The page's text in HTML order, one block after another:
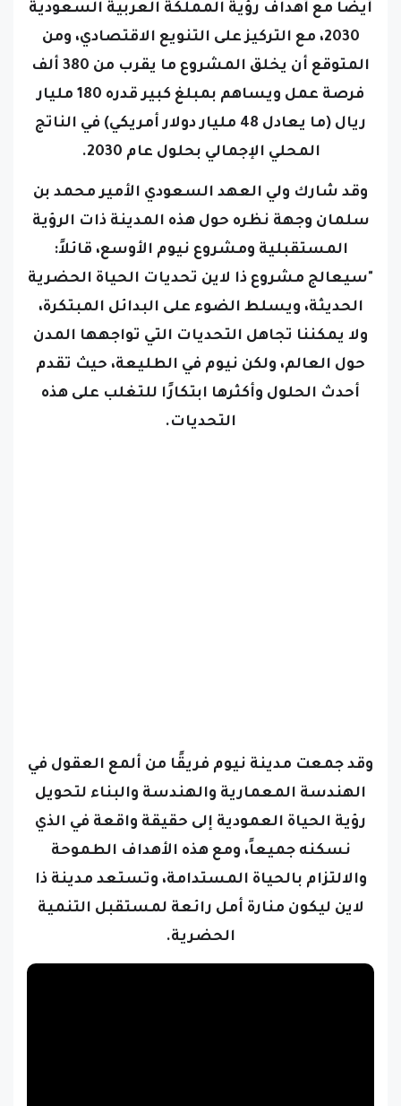
2030، مع التركيز على التنويع الاقتصادي، ومن
المتوقع أن يخلق المشروع ما يقرب من 380 ألف
فرصة عمل ويساهم بمبلغ كبير قدره 180 مليار
ريال (ما يعادل 48 مليار دولار أمريكي) في الناتج
المحلي الإجمالي بحلول عام 2030.
وقد شارك ولي العهد السعودي الأمير محمد بن
سلمان وجهة نظره حول هذه المدينة ذات الرؤية
المستقبلية ومشروع نيوم الأوسع، قائلاً:
"سيعالج مشروع ذا لاين تحديات الحياة الحضرية
الحديثة، ويسلط الضوء على البدائل المبتكرة،
ولا يمكننا تجاهل التحديات التي تواجهها المدن
حول العالم، ولكن نيوم في الطليعة، حيث تقدم
أحدث الحلول وأكثرها ابتكارًا للتغلب على هذه
التحديات.
الهندسة المعمارية والهندسة والبناء لتحويل
رؤية الحياة العمودية إلى حقيقة واقعة في الذي
نسكنه جميعاً، ومع هذه الأهداف الطموحة
والالتزام بالحياة المستدامة، وتستعد مدينة ذا
لاين ليكون منارة أمل رائعة لمستقبل التنمية
الحضرية.